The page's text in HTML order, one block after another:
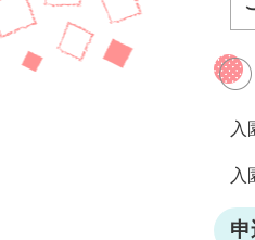
入
入
申